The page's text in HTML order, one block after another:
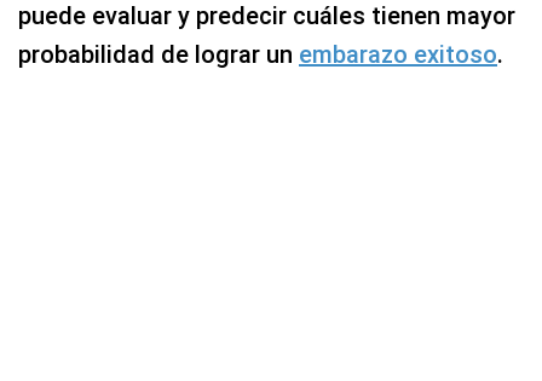
puede evaluar y predecir cuáles tienen mayor
probabilidad de lograr un embarazo exitoso.